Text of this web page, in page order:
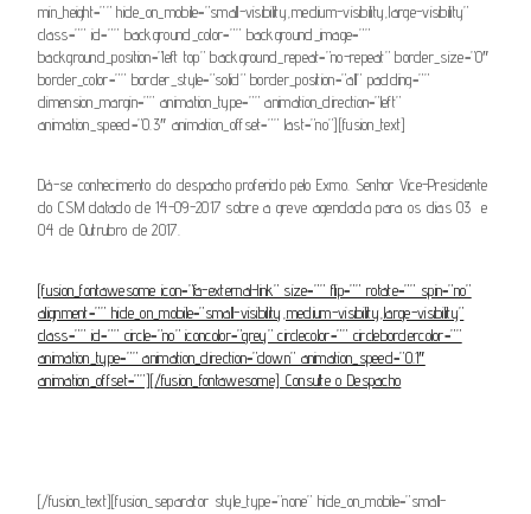
min_height=”” hide_on_mobile=”small-visibility,medium-visibility,large-visibility”
class=”” id=”” background_color=”” background_image=””
background_position=”left top” background_repeat=”no-repeat” border_size=”0″
border_color=”” border_style=”solid” border_position=”all” padding=””
dimension_margin=”” animation_type=”” animation_direction=”left”
animation_speed=”0.3″ animation_offset=”” last=”no”][fusion_text]
Dá-se conhecimento do despacho proferido pelo Exmo. Senhor Vice-Presidente
do CSM datado de 14-09-2017 sobre a greve agendada para os dias 03 e
04 de Outrubro de 2017.
[fusion_fontawesome icon=”fa-external-link” size=”” flip=”” rotate=”” spin=”no”
alignment=”” hide_on_mobile=”small-visibility,medium-visibility,large-visibility”
class=”” id=”” circle=”no” iconcolor=”grey” circlecolor=”” circlebordercolor=””
animation_type=”” animation_direction=”down” animation_speed=”0.1″
animation_offset=””][/fusion_fontawesome] Consulte o Despacho
[/fusion_text][fusion_separator style_type=”none” hide_on_mobile=”small-